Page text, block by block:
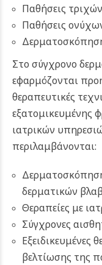
Παθήσεις
Παθήσεις
Στο σύγχρονο
εφαρμόζονται
θεραπευτικές
εξατομικευμένης
ιατρικών
περιλαμβάνονται:
δερματικών
Θεραπείες με
Σύγχρονες
Εξειδικευμένες
βελτίωσης της